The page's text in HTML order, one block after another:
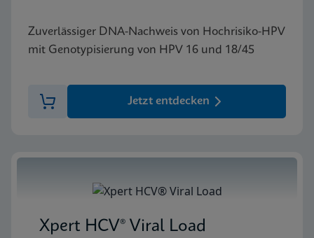
Zuverlässiger DNA-Nachweis von Hochrisiko-HPV
mit Genotypisierung von HPV 16 und 18/45
Jetzt entdecken
Xpert HCV® Viral Load